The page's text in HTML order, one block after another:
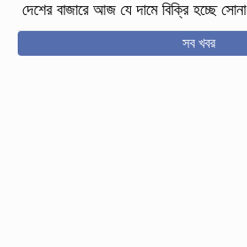
দেশের বাজারে আজ যে দামে বিক্রি হচ্ছে সোনা
সব খবর